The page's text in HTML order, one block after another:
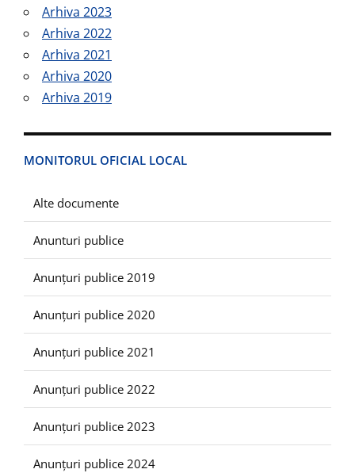
Arhiva 2023
Arhiva 2022
Arhiva 2021
Arhiva 2020
Arhiva 2019
MONITORUL OFICIAL LOCAL
Alte documente
Anunturi publice
Anunțuri publice 2019
Anunțuri publice 2020
Anunțuri publice 2021
Anunțuri publice 2022
Anunțuri publice 2023
Anunțuri publice 2024